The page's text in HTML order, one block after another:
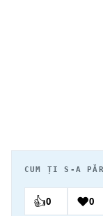
CUM ȚI S-A
👍0 ❤️0